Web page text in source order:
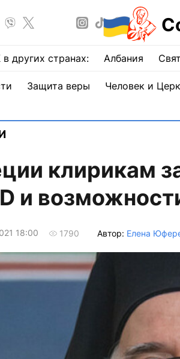
других странах: Албания
Защита веры Человек и
клирикам
и
18:00 1790 Автор: Елена